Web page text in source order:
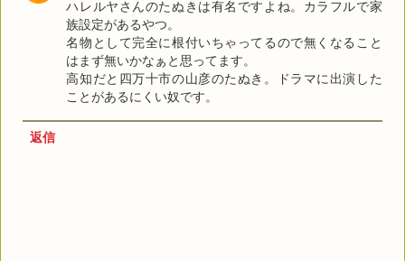
ハレルヤさんのたぬきは有名ですよね。カラフルで家
族設定があるやつ。
名物として完全に根付いちゃってるので無くなること
はまず無いかなぁと思ってます。
高知だと四万十市の山彦のたぬき。ドラマに出演した
ことがあるにくい奴です。
返信